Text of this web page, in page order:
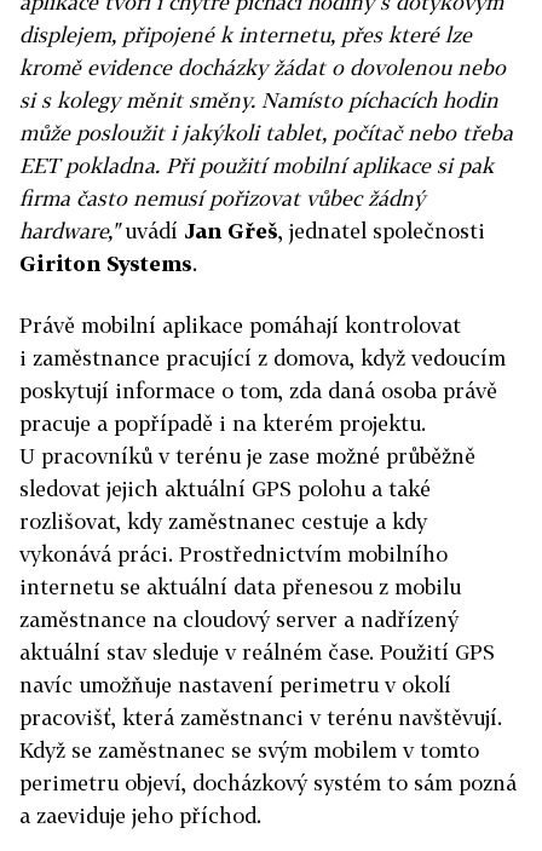
displejem, připojené k internetu, přes které lze
kromě evidence docházky žádat o dovolenou nebo
si s kolegy měnit směny. Namísto píchacích hodin
může posloužit i jakýkoli tablet, počítač nebo třeba
EET pokladna. Při použití mobilní aplikace si pak
firma často nemusí pořizovat vůbec žádný
hardware,"uvádí Jan Gřeš, jednatel společnosti
Giriton Systems.
Právě mobilní aplikace pomáhají kontrolovat
i zaměstnance pracující z domova, když vedoucím
poskytují informace o tom, zda daná osoba právě
pracuje a popřípadě i na kterém projektu.
U pracovníků v terénu je zase možné průběžně
sledovat jejich aktuální GPS polohu a také
rozlišovat, kdy zaměstnanec cestuje a kdy
vykonává práci. Prostřednictvím mobilního
internetu se aktuální data přenesou z mobilu
zaměstnance na cloudový server a nadřízený
aktuální stav sleduje v reálném čase. Použití GPS
navíc umožňuje nastavení perimetru v okolí
pracovišť, která zaměstnanci v terénu navštěvují.
Když se zaměstnanec se svým mobilem v tomto
perimetru objeví, docházkový systém to sám pozná
a zaeviduje jeho příchod.